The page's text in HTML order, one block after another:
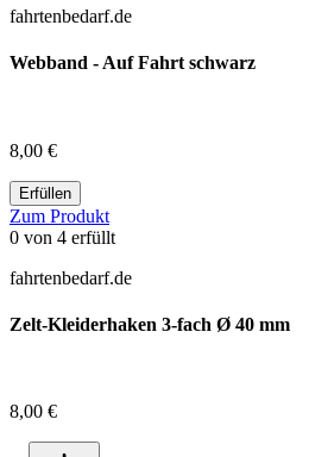
fahrtenbedarf.de
Webband - Auf Fahrt schwarz
8,00 €
Erfüllen
Zum Produkt
0 von 4 erfüllt
fahrtenbedarf.de
Zelt-Kleiderhaken 3-fach Ø 40 mm
8,00 €